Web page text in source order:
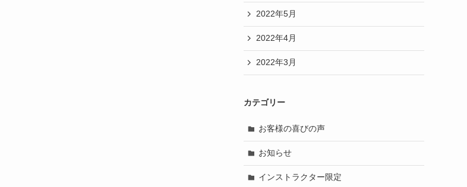
2022年5月
2022年4月
2022年3月
カテゴリー
お客様の喜びの声
お知らせ
インストラクター限定